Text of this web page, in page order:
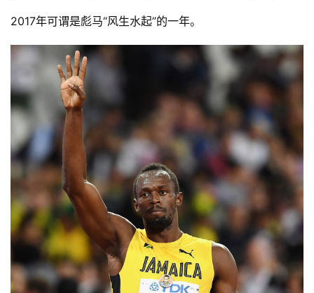
2017年可谓是彪马“风生水起”的一年。